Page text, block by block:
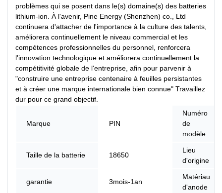
problèmes qui se posent dans le(s) domaine(s) des batteries
lithium-ion. À l'avenir, Pine Energy (Shenzhen) co., Ltd
continuera d'attacher de l'importance à la culture des talents,
améliorera continuellement le niveau commercial et les
compétences professionnelles du personnel, renforcera
l'innovation technologique et améliorera continuellement la
compétitivité globale de l'entreprise, afin pour parvenir à
"construire une entreprise centenaire à feuilles persistantes
et à créer une marque internationale bien connue" Travaillez
dur pour ce grand objectif.
Marque PIN
Numéro
de
modèle
Taille de la batterie 18650
Lieu
d'origine
garantie 3mois-1an
Matériau
d'anode